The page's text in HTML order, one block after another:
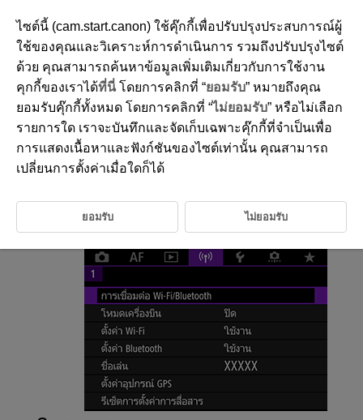
D185-187
การเปลี่ยนแปลงหรือลบการตั้งค่าการ
เชื่อมต่อ
หากต้องการเปลี่ยนแปลงหรือลบการตั้งค่าการเชื่อมต่อ ให้ยกเลิกการเชื่อมต่อ
เลือก [ :การเชื่อมต่อ Wi-Fi/Bluetooth]
ไซต์นี้ (cam.start.canon) ใช้คุ๊กกี้เพื่อปรับปรุงประสบการณ์ผู้
ใช้ของคุณและวิเคราะห์การดำเนินการ รวมถึงปรับปรุงไซต์
ด้วย คุณสามารถค้นหาข้อมูลเพิ่มเติมเกี่ยวกับการใช้งาน
คุกกี้ของเราได้ที่นี่โดยการคลิกที่ “ยอมรับ” หมายถึงคุณ
ยอมรับคุ๊กกี้ทั้งหมด โดยการคลิกที่ “ไม่ยอมรับ” หรือไม่เลือก
รายการใด เราจะบันทึกและจัดเก็บเฉพาะคุ๊กกี้ที่จำเป็นเพื่อ
การแสดงเนื้อหาและฟังก์ชันของไซต์เท่านั้น คุณสามารถ
เปลี่ยนการตั้งค่าเมื่อใดก็ได้
ยอมรับ ไม่ยอมรับ